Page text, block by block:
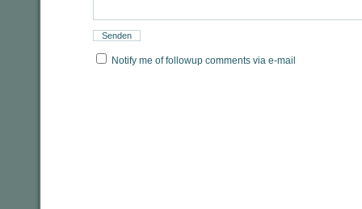
Notify me of followup comments via e-mail